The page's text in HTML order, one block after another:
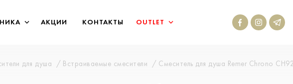
АКЦИИ КОНТАКТЫ OUTLET
для душа Встраиваемые смесители Смеситель для душа Remer Chrono